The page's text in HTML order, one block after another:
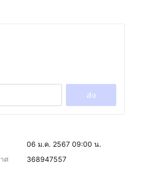
ส่ง
06 ม.ค. 2567 09:00 น.
ศ 368947557